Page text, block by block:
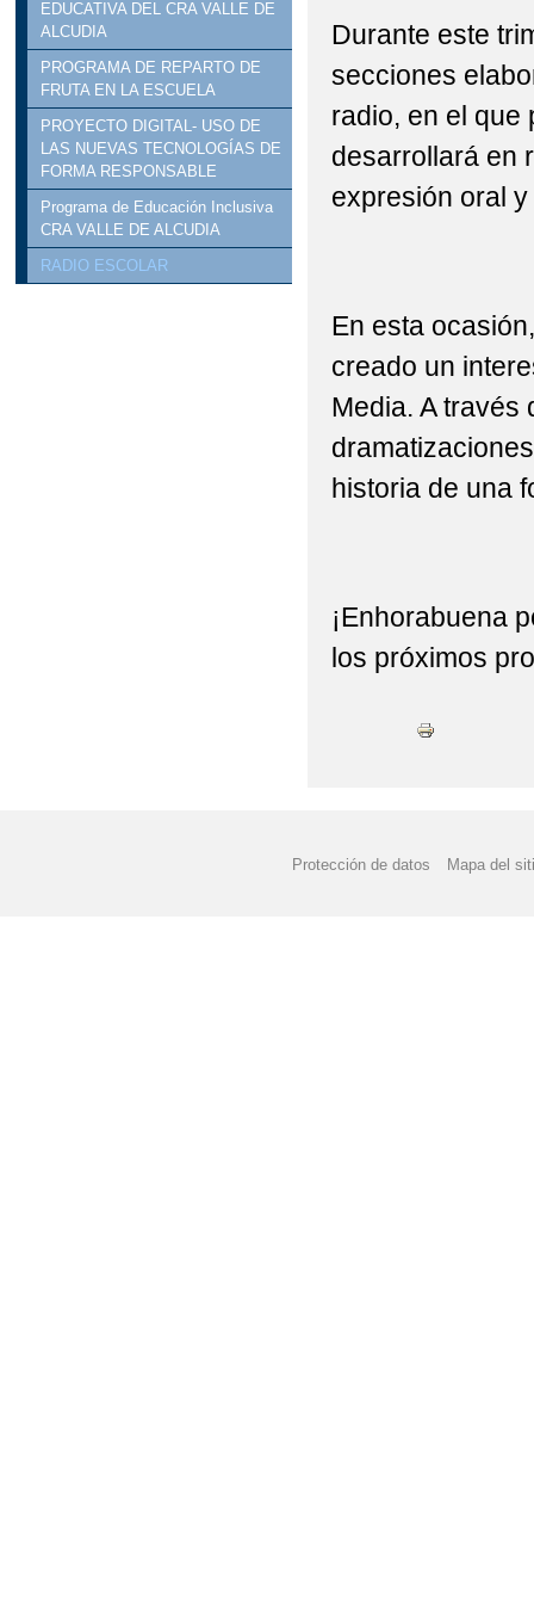
EDUCATIVA DEL CRA VALLE DE
ALCUDIA
PROGRAMA DE REPARTO DE
FRUTA EN LA ESCUELA
PROYECTO DIGITAL- USO DE
LAS NUEVAS TECNOLOGÍAS DE
FORMA RESPONSABLE
Programa de Educación Inclusiva
CRA VALLE DE ALCUDIA
RADIO ESCOLAR
Durante este
secciones
radio, en el que
desarrollará en
expresión oral
En esta
creado un
Media. A través
historia de una
¡Enhorabuena
los próximos
Protección de datos Mapa del